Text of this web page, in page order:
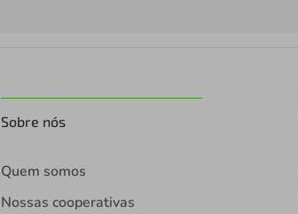
Sobre nós
Quem somos
Nossas cooperativas